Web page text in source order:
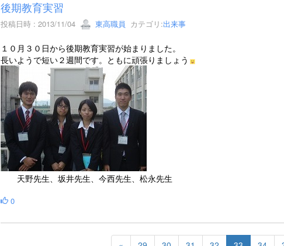
後期教育実習
投稿日時 : 2013/11/04 東高職員 カテゴリ:出来事
１０月３０日から後期教育実習が始まりました。
長いようで短い２週間です。ともに頑張りましょう
天野先生、坂井先生、今西先生、松永先生
0